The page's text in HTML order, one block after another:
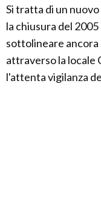
Si tratta di un
la chiusura del
sottolineare
attraverso la locale
l'attenta vigilanza